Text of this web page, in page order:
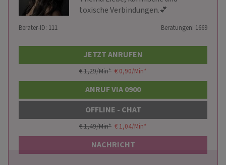
toxische Verbindungen.💕
Berater-ID: 111 Beratungen: 1669
JETZT ANRUFEN
€ 1,29/Min* € 0,90/Min*
ANRUF VIA 0900
OFFLINE - CHAT
€ 1,49/Min* € 1,04/Min*
NACHRICHT